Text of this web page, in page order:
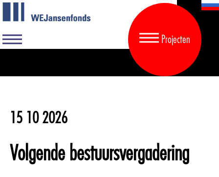
Projecten
15 10 2026
Volgende bestuursvergadering